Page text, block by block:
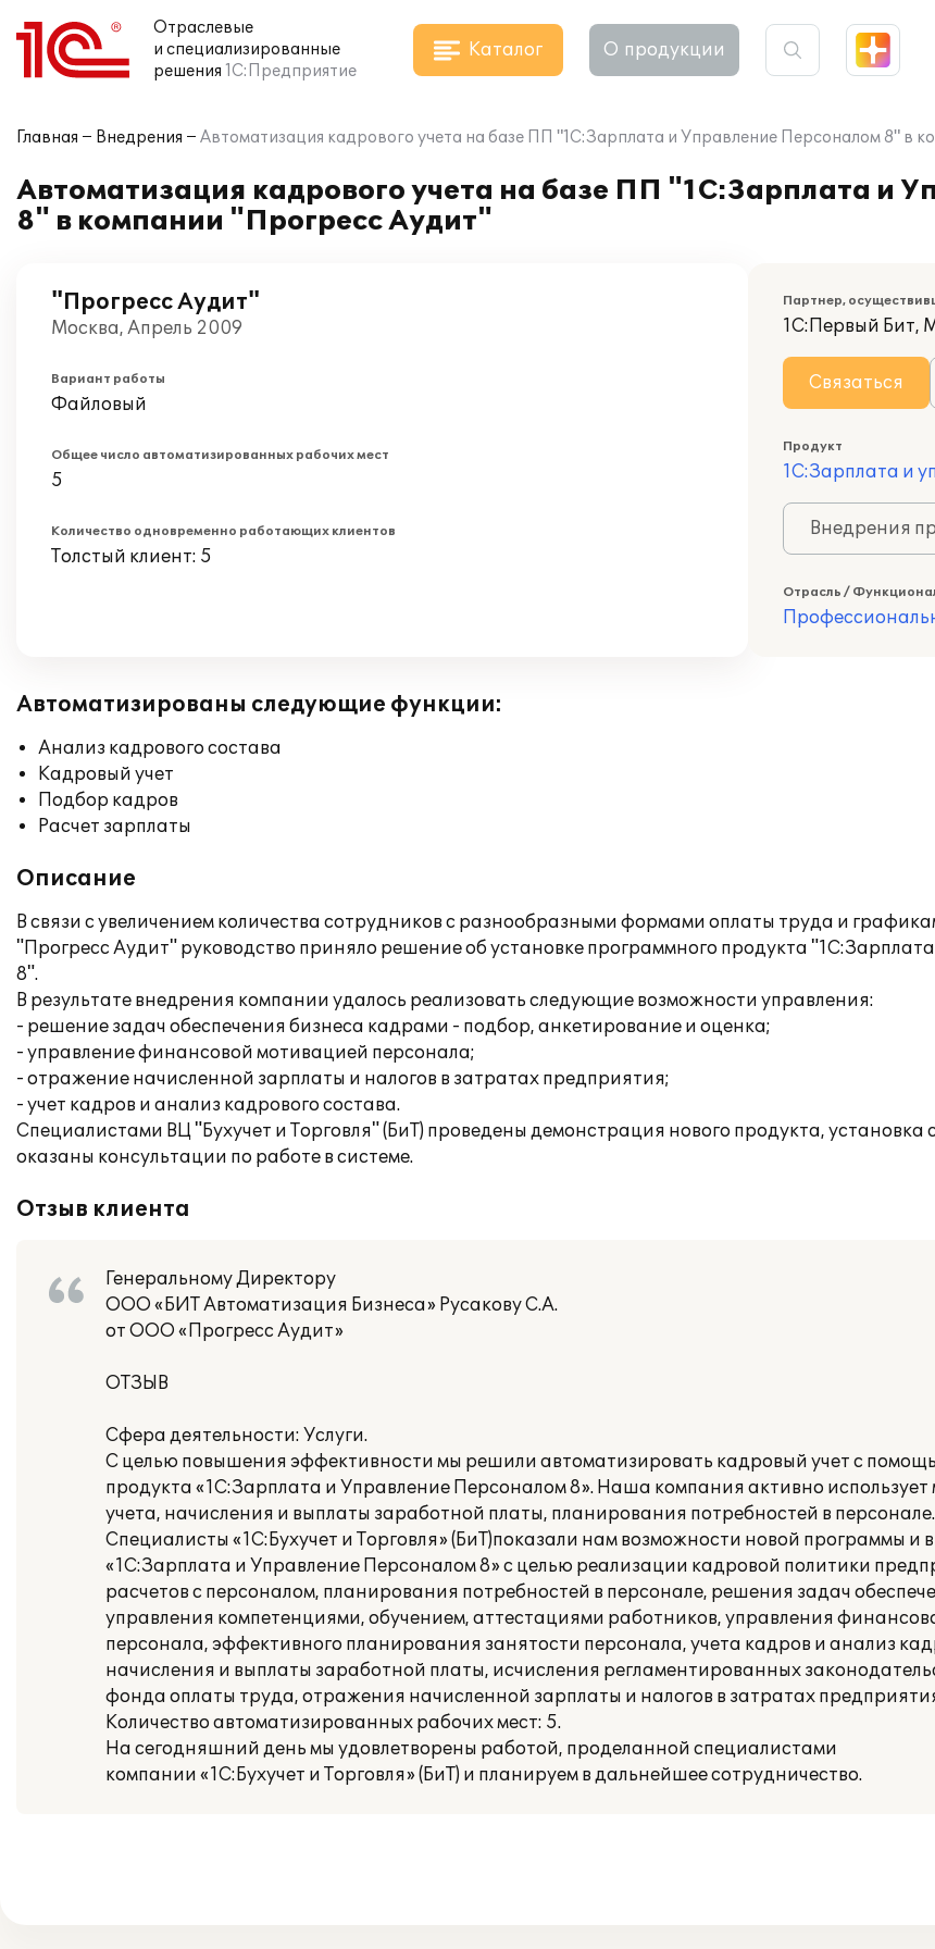
Отраслевые
и специализированные
решения 1С:Предприятие
Каталог О продукции
Главная Внедрения Автоматизация кадрового учета на базе ПП "1С:Зарплата и Управление Персоналом 8" в
Автоматизация кадрового учета на базе ПП "1С:Зарплата и
8" в компании "Прогресс Аудит"
"Прогресс Аудит"
Москва, Апрель 2009
Вариант работы
Файловый
Общее число автоматизированных рабочих мест
5
Количество одновременно работающих клиентов
Толстый клиент: 5
Партнер,
1С:Первый Бит,
Связаться
Продукт
1С:Зарплата и
Внедрения
Отрасль /
Автоматизированы следующие функции:
Анализ кадрового состава
Кадровый учет
Подбор кадров
Расчет зарплаты
Описание
В связи с увеличением количества сотрудников с разнообразными формами оплаты труда и
"Прогресс Аудит" руководство приняло решение об установке программного продукта
8".
В результате внедрения компании удалось реализовать следующие возможности управления:
- решение задач обеспечения бизнеса кадрами - подбор, анкетирование и оценка;
- управление финансовой мотивацией персонала;
- отражение начисленной зарплаты и налогов в затратах предприятия;
- учет кадров и анализ кадрового состава.
Специалистами ВЦ "Бухучет и Торговля" (БиТ) проведены демонстрация нового продукта, установка
оказаны консультации по работе в системе.
Отзыв клиента
Генеральному Директору
ООО «БИТ Автоматизация Бизнеса» Русакову С.А.
от ООО «Прогресс Аудит»
ОТЗЫВ
Сфера деятельности: Услуги.
С целью повышения эффективности мы решили автоматизировать кадровый учет с
продукта «1С:Зарплата и Управление Персоналом 8». Наша компания активно
учета, начисления и выплаты заработной платы, планирования потребностей в персонале.
Специалисты «1С:Бухучет и Торговля» (БиТ)показали нам возможности новой программы
«1С:Зарплата и Управление Персоналом 8» с целью реализации кадровой политики
расчетов с персоналом, планирования потребностей в персонале, решения задач
управления компетенциями, обучением, аттестациями работников, управления
персонала, эффективного планирования занятости персонала, учета кадров и анализ
начисления и выплаты заработной платы, исчисления регламентированных
фонда оплаты труда, отражения начисленной зарплаты и налогов в затратах
Количество автоматизированных рабочих мест: 5.
На сегодняшний день мы удовлетворены работой, проделанной специалистами
компании «1С:Бухучет и Торговля» (БиТ) и планируем в дальнейшее сотрудничество.